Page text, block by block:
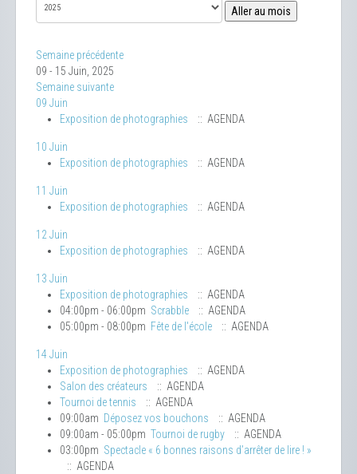
Aller au mois
Semaine précédente
09 - 15 Juin, 2025
Semaine suivante
09 Juin
Exposition de photographies
:: AGENDA
10 Juin
Exposition de photographies
:: AGENDA
11 Juin
Exposition de photographies
:: AGENDA
12 Juin
Exposition de photographies
:: AGENDA
13 Juin
Exposition de photographies
:: AGENDA
04:00pm - 06:00pm Scrabble
:: AGENDA
05:00pm - 08:00pm Fête de l'école :: AGENDA
14 Juin
Exposition de photographies
:: AGENDA
Salon des créateurs
:: AGENDA
Tournoi de tennis
:: AGENDA
09:00am Déposez vos bouchons
:: AGENDA
09:00am - 05:00pm Tournoi de rugby
:: AGENDA
03:00pm Spectacle « 6 bonnes raisons d’arrêter de lire ! »
:: AGENDA